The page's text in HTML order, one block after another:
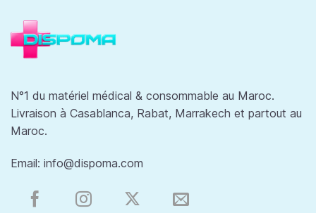
N°1 du matériel médical & consommable au Maroc.
Livraison à Casablanca, Rabat, Marrakech et partout au
Maroc.
Email: info@dispoma.com